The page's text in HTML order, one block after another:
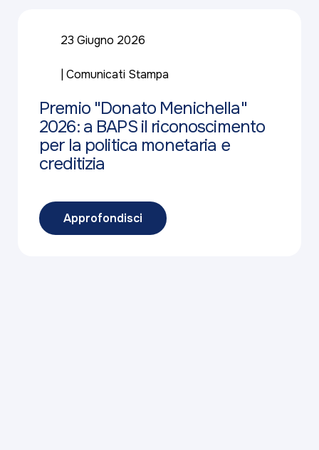
23 Giugno 2026
Comunicati Stampa
Premio "Donato Menichella"
2026: a BAPS il riconoscimento
per la politica monetaria e
creditizia
Approfondisci